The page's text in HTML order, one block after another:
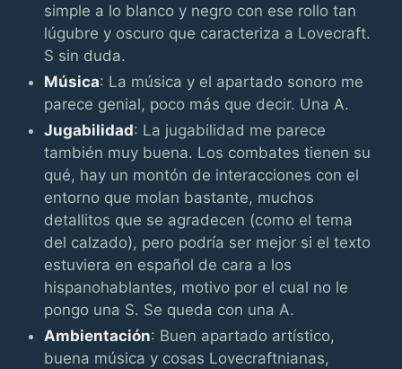
simple a lo blanco y negro con ese rollo tan
lúgubre y oscuro que caracteriza a Lovecraft.
S sin duda.
Música: La música y el apartado sonoro me
parece genial, poco más que decir. Una A.
Jugabilidad: La jugabilidad me parece
también muy buena. Los combates tienen su
qué, hay un montón de interacciones con el
entorno que molan bastante, muchos
detallitos que se agradecen (como el tema
del calzado), pero podría ser mejor si el texto
estuviera en español de cara a los
hispanohablantes, motivo por el cual no le
pongo una S. Se queda con una A.
Ambientación: Buen apartado artístico,
buena música y cosas Lovecraftnianas,